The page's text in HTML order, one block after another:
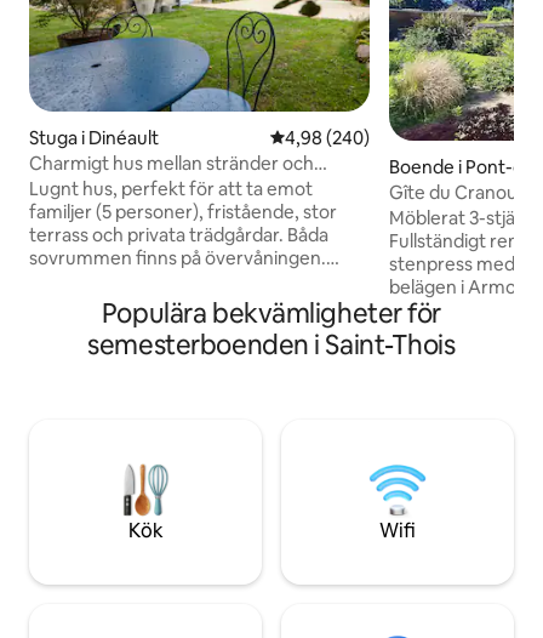
Stuga i Dinéault 4,98 av 5 i genomsnittligt
4,98 (240)
Charmigt hus mellan stränder och
landsbygd 5 till 7 personer.
Lugnt hus, perfekt för att ta emot
familjer (5 personer), fristående, stor
terrass och privata trädgårdar. Båda
sovrummen finns på övervåningen.
åtkomst från utsidan, 50 € per natt.
Detta boende ligger 13 km från havet
och är perfekt för att besöka Finistère
försmak av allt som väntar dig! Rikt och
levande kulturliv …
Boende i Pont-
Quimerch
Gîte du Cranou -
3 stjärnor
Möblerat 3-
Fullständigt
stenpress med
belägen i
utkanten av
klassificerad som
nära Monts
regionen vid
och på land (Monts
motorväg på 10
Populära bekvämligheter för
semesterboenden i Saint-Thois
Kök Wifi